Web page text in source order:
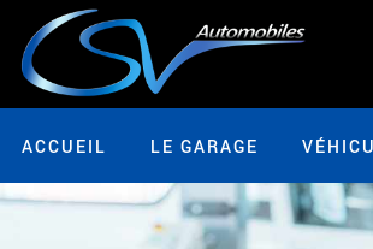
ACCUEIL LE GARAGE